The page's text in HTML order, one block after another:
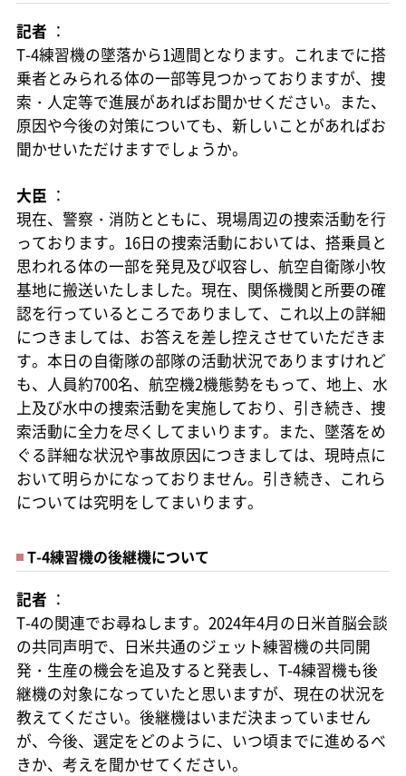
記者 ：
T-4練習機の墜落から1週間となります。これまでに搭
乗者とみられる体の一部等見つかっておりますが、捜
索・人定等で進展があればお聞かせください。また、
原因や今後の対策についても、新しいことがあればお
聞かせいただけますでしょうか。
大臣 ：
現在、警察・消防とともに、現場周辺の捜索活動を行
っております。16日の捜索活動においては、搭乗員と
思われる体の一部を発見及び収容し、航空自衛隊小牧
基地に搬送いたしました。現在、関係機関と所要の確
認を行っているところでありまして、これ以上の詳細
につきましては、お答えを差し控えさせていただきま
す。本日の自衛隊の部隊の活動状況でありますけれど
も、人員約700名、航空機2機態勢をもって、地上、水
上及び水中の捜索活動を実施しており、引き続き、捜
索活動に全力を尽くしてまいります。また、墜落をめ
ぐる詳細な状況や事故原因につきましては、現時点に
おいて明らかになっておりません。引き続き、これら
については究明をしてまいります。
T-4練習機の後継機について
記者 ：
T-4の関連でお尋ねします。2024年4月の日米首脳会談
の共同声明で、日米共通のジェット練習機の共同開
発・生産の機会を追及すると発表し、T-4練習機も後
継機の対象になっていたと思いますが、現在の状況を
教えてください。後継機はいまだ決まっていません
が、今後、選定をどのように、いつ頃までに進めるべ
きか、考えを聞かせてください。